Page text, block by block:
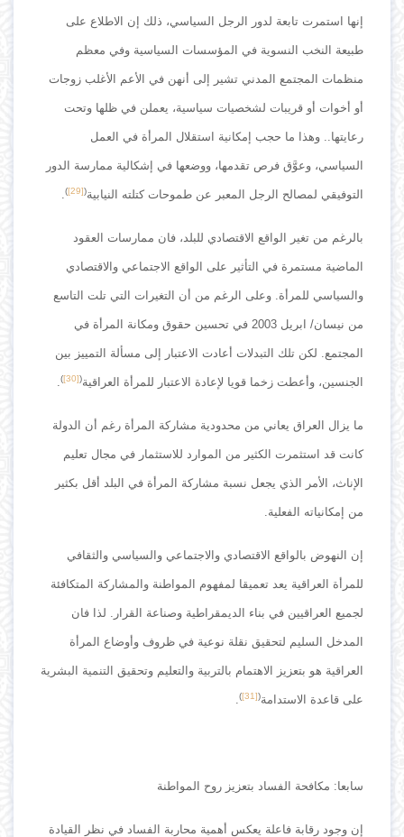
إنها استمرت تابعة لدور الرجل السياسي، ذلك إن الاطلاع على
طبيعة النخب النسوية في المؤسسات السياسية وفي معظم
منظمات المجتمع المدني تشير إلى أنهن في الأعم الأغلب زوجات
أو أخوات أو قريبات لشخصيات سياسية، يعملن في ظلها وتحت
رعايتها.. وهذا ما حجب إمكانية استقلال المرأة في العمل
السياسي، وعوَّق فرص تقدمها، ووضعها في إشكالية ممارسة الدور
التوفيقي لمصالح الرجل المعبر عن طموحات كتلته النيابية(
[29]
)
.
بالرغم من تغير الواقع الاقتصادي للبلد، فان ممارسات العقود
الماضية مستمرة في التأثير على الواقع الاجتماعي والاقتصادي
والسياسي للمرأة. وعلى الرغم من أن التغيرات التي تلت التاسع
من نيسان/ ابريل 2003 في تحسين حقوق ومكانة المرأة في
المجتمع. لكن تلك التبدلات أعادت الاعتبار إلى مسألة التمييز بين
الجنسين، وأعطت زخما قويا لإعادة الاعتبار للمرأة العراقية(
[30]
)
.
ما يزال العراق يعاني من محدودية مشاركة المرأة رغم أن الدولة
كانت قد استثمرت الكثير من الموارد للاستثمار في مجال تعليم
الإناث، الأمر الذي يجعل نسبة مشاركة المرأة في البلد أقل بكثير
من إمكانياته الفعلية.
إن النهوض بالواقع الاقتصادي والاجتماعي والسياسي والثقافي
للمرأة العراقية يعد تعميقا لمفهوم المواطنة والمشاركة المتكافئة
لجميع العراقيين في بناء الديمقراطية وصناعة القرار. لذا فان
المدخل السليم لتحقيق نقلة نوعية في ظروف وأوضاع المرأة
العراقية هو بتعزيز الاهتمام بالتربية والتعليم وتحقيق التنمية البشرية
على قاعدة الاستدامة(
[31]
)
.
سابعا: مكافحة الفساد بتعزيز روح المواطنة
إن وجود رقابة فاعلة يعكس أهمية محاربة الفساد في نظر القيادة